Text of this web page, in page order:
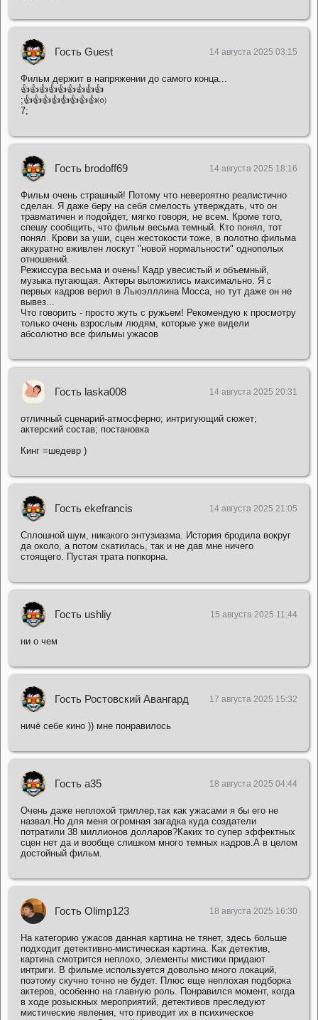
Гость Guest 14 августа 2025 03:15
Фильм держит в напряжении до самого конца...
👍👍👍👍👍👍👍👍👍
;👍👍👍👍👍👍👍👍㈇
7;
Гость brodoff69 14 августа 2025 18:16
Фильм очень страшный! Потому что невероятно реалистично
сделан. Я даже беру на себя смелость утверждать, что он
травматичен и подойдет, мягко говоря, не всем. Кроме того,
спешу сообщить, что фильм весьма темный. Кто понял, тот
понял. Крови за уши, сцен жестокости тоже, в полотно фильма
аккуратно вживлен лоскут "новой нормальности" однополых
отношений.
Режиссура весьма и очень! Кадр увесистый и объемный,
музыка пугающая. Актеры выложились максимально. Я с
первых кадров верил в Льюэлллина Мосса, но тут даже он не
вывез...
Что говорить - просто жуть с ружьем! Рекомендую к просмотру
только очень взрослым людям, которые уже видели
абсолютно все фильмы ужасов
Гость laska008 14 августа 2025 20:31
отличный сценарий-атмосферно; интригующий сюжет;
актерский состав; постановка
Кинг =шедевр )
Гость ekefrancis 14 августа 2025 21:05
Сплошной шум, никакого энтузиазма. История бродила вокруг
да около, а потом скатилась, так и не дав мне ничего
стоящего. Пустая трата попкорна.
Гость ushliy 15 августа 2025 11:44
ни о чем
Гость Ростовский Авангард 17 августа 2025 15:32
ничё себе кино )) мне понравилось
Гость a35 18 августа 2025 04:44
Очень даже неплохой триллер,так как ужасами я бы его не
назвал.Но для меня огромная загадка куда создатели
потратили 38 миллионов долларов?Каких то супер эффектных
сцен нет да и вообще слишком много темных кадров.А в целом
достойный фильм.
Гость Olimp123 18 августа 2025 16:30
На категорию ужасов данная картина не тянет, здесь больше
подходит детективно-мистическая картина. Как детектив,
картина смотрится неплохо, элементы мистики придают
интриги. В фильме используется довольно много локаций,
поэтому скучно точно не будет. Плюс еще неплохая подборка
актеров, особенно на главную роль. Понравился момент, когда
в ходе розыскных мероприятий, детективов преследуют
мистические явления, что приводит их в психическое